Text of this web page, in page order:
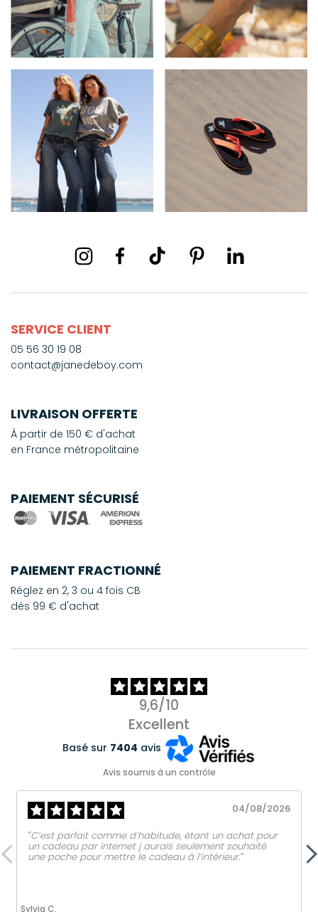
SERVICE CLIENT
05 56 30 19 08
contact@janedeboy.com
LIVRAISON OFFERTE
À partir de 150 € d'achat
en France métropolitaine
PAIEMENT SÉCURISÉ
PAIEMENT FRACTIONNÉ
Réglez en 2, 3 ou 4 fois CB
dès 99 € d'achat
9,6/10
Excellent
Basé sur 7404 avis
Avis soumis à un contrôle
Sylvia C.
04/08/2026
‟C’est parfait comme d’habitude, étant un achat pour
un cadeau par internet j aurais seulement souhaité
une poche pour mettre le cadeau à l’intérieur.ˮ